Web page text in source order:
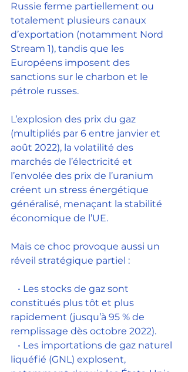
Russie ferme partiellement ou
totalement plusieurs canaux
d’exportation (notamment Nord
Stream 1), tandis que les
Européens imposent des
sanctions sur le charbon et le
pétrole russes.
L’explosion des prix du gaz
(multipliés par 6 entre janvier et
août 2022), la volatilité des
marchés de l’électricité et
l’envolée des prix de l’uranium
créent un stress énergétique
généralisé, menaçant la stabilité
économique de l’UE.
Mais ce choc provoque aussi un
réveil stratégique partiel :
constitués plus tôt et plus
rapidement (jusqu’à 95 % de
remplissage dès octobre 2022).
liquéfié (GNL) explosent,